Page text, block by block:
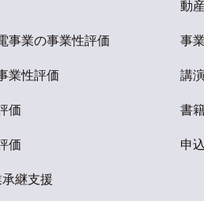
事業の事業性評価
業性評価
価
価
承継支援
動
事
講
書
申